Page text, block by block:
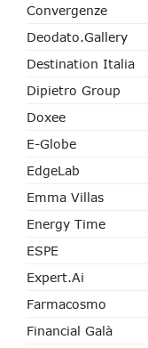
Convergenze
Deodato.Gallery
Destination Italia
Dipietro Group
Doxee
E-Globe
EdgeLab
Emma Villas
Energy Time
ESPE
Expert.ai
Farmacosmo
Financial Galà